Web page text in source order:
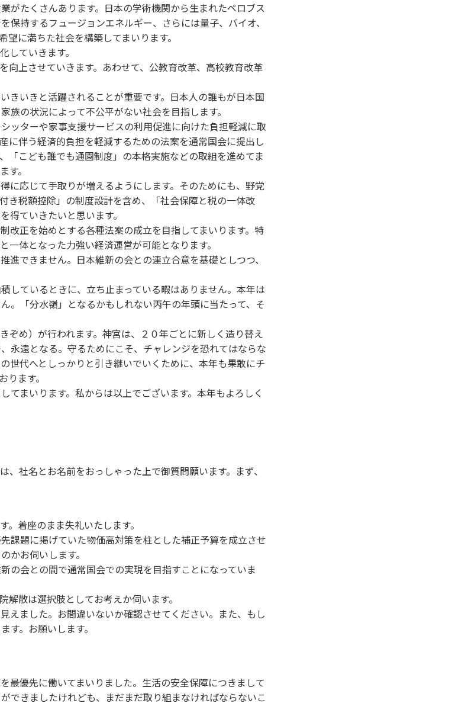
たくさんあります。日本の学術機関から生まれたペロブス
持するフュージョンエネルギー、さらには量子、バイオ、
に満ちた社会を構築してまいります。
ていきます。
上させていきます。あわせて、公教育改革、高校教育改革
いきと活躍されることが重要です。日本人の誰もが日本国
の状況によって不公平がない社会を目指します。
ッターや家事支援サービスの利用促進に向けた負担軽減に取
に伴う経済的負担を軽減するための法案を通常国会に提出し
「こども誰でも通園制度」の本格実施などの取組を進めてま
す。
応じて手取りが増えるようにします。そのためにも、野党
き税額控除」の制度設計を含め、「社会保障と税の一体改
得ていきたいと思います。
正を始めとする各種法案の成立を目指してまいります。特
体となった力強い経済運営が可能となります。
できません。日本維新の会との連立合意を基礎としつつ、
ているときに、立ち止まっている暇はありません。本年は
。「分水嶺」となるかもしれない丙午の年頭に当たって、そ
め）が行われます。神宮は、２０年ごとに新しく造り替え
永遠となる。守るためにこそ、チャレンジを恐れてはならな
世代へとしっかりと引き継いでいくために、本年も果敢にチ
ます。
まいります。私からは以上でございます。本年もよろしく
社名とお名前をおっしゃった上で御質問願います。まず、
着座のまま失礼いたします。
課題に掲げていた物価高対策を柱とした補正予算を成立させ
かお伺いします。
の会との間で通常国会での実現を目指すことになっていま
散は選択肢としてお考えか伺います。
ました。お間違いないか確認させてください。また、もし
す。お願いします。
優先に働いてまいりました。生活の安全保障につきまして
できましたけれども、まだまだ取り組まなければならないこ